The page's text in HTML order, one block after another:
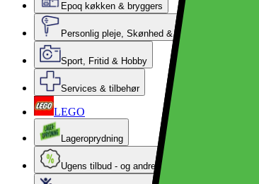
Epoq køkken & bryggers
Personlig pleje, Skønhed & Velvære
Sport, Fritid & Hobby
Services & tilbehør
LEGO
Lageroprydning
Ugens tilbud - og andre gode priser